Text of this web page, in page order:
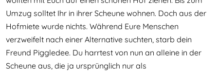
Umzug solltet Ihr in ihrer Scheune wohnen. Doch aus der
Hofmiete wurde nichts. Während Eure Menschen
verzweifelt nach einer Alternative suchten, starb dein
Freund Piggledee. Du harrtest von nun an alleine in der
Scheune aus, die ja ursprünglich nur als